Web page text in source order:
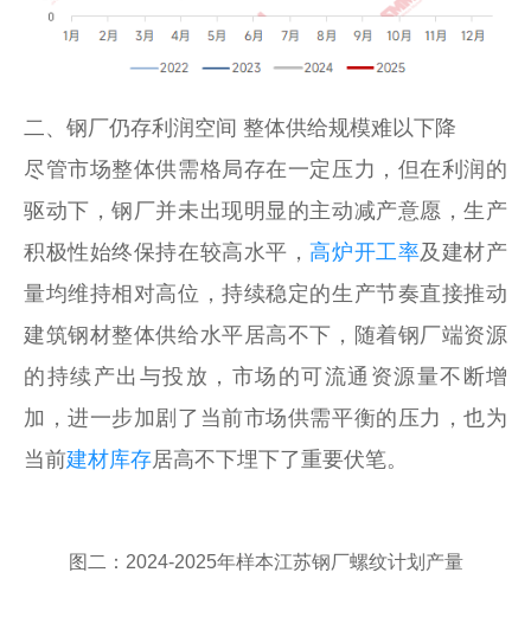
二、钢厂仍存利润空间 整体供给规模难以下降
尽管市场整体供需格局存在一定压力，但在利润的
驱动下，钢厂并未出现明显的主动减产意愿，生产
积极性始终保持在较高水平， 高炉开工率及建材产
量均维持相对高位，持续稳定的生产节奏直接推动
建筑钢材整体供给水平居高不下，随着钢厂端资源
的持续产出与投放，市场的可流通资源量不断增
加，进一步加剧了当前市场供需平衡的压力，也为
当前建材库存居高不下埋下了重要伏笔。
图二：2024-2025年样本江苏钢厂螺纹计划产量